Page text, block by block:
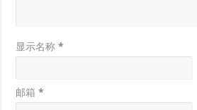
显示名称*
邮箱*